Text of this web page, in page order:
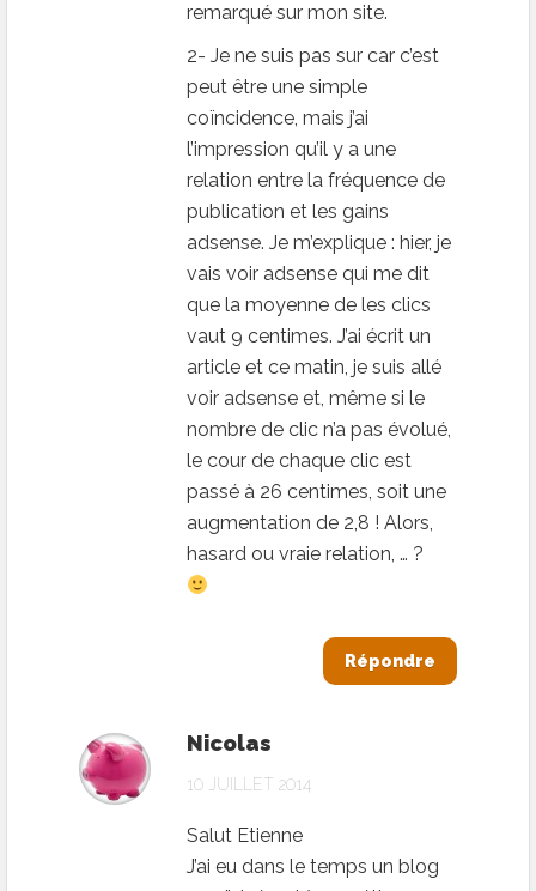
remarqué sur mon site.
2- Je ne suis pas sur car c’est
peut être une simple
coïncidence, mais j’ai
l’impression qu’il y a une
relation entre la fréquence de
publication et les gains
adsense. Je m’explique : hier, je
vais voir adsense qui me dit
que la moyenne de les clics
vaut 9 centimes. J’ai écrit un
article et ce matin, je suis allé
voir adsense et, même si le
nombre de clic n’a pas évolué,
le cour de chaque clic est
passé à 26 centimes, soit une
augmentation de 2,8 ! Alors,
hasard ou vraie relation, … ?
Répondre
Nicolas
10 JUILLET 2014
Salut Etienne
J’ai eu dans le temps un blog